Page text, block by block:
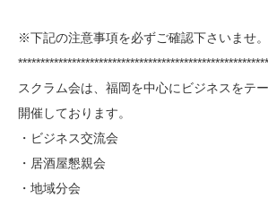
※下記の注意事項を必ずご確認下さいませ。
スクラム会は、福岡を中心にビジネスをテ
開催しております。
・ビジネス交流会
・居酒屋懇親会
・地域分会